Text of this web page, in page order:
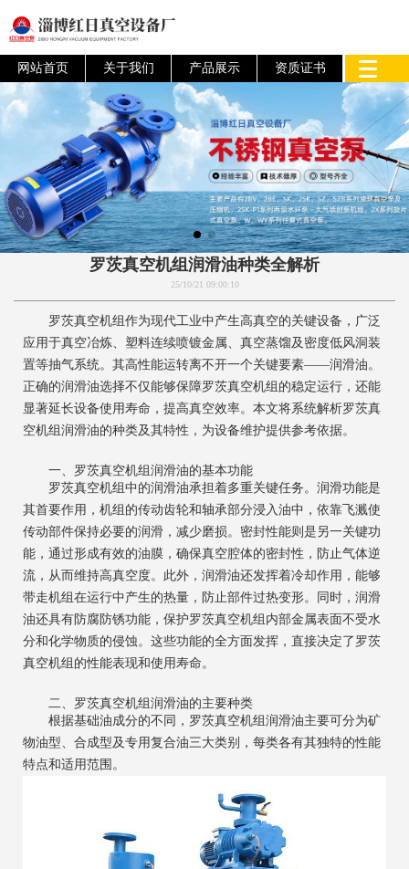
网站首页 关于我们 产品展示 资质证书
罗茨真空机组润滑油种类全解析
25/10/21 09:00:10
罗茨真空机组作为现代工业中产生高真空的关键设备，广泛
应用于真空冶炼、塑料连续喷镀金属、真空蒸馏及密度低风洞装
置等抽气系统。其高性能运转离不开一个关键要素——润滑油。
正确的润滑油选择不仅能够保障罗茨真空机组的稳定运行，还能
显著延长设备使用寿命，提高真空效率。本文将系统解析罗茨真
空机组润滑油的种类及其特性，为设备维护提供参考依据。
一、罗茨真空机组润滑油的基本功能
罗茨真空机组中的润滑油承担着多重关键任务。润滑功能是
其首要作用，机组的传动齿轮和轴承部分浸入油中，依靠飞溅使
传动部件保持必要的润滑，减少磨损。密封性能则是另一关键功
能，通过形成有效的油膜，确保真空腔体的密封性，防止气体逆
流，从而维持高真空度。此外，润滑油还发挥着冷却作用，能够
带走机组在运行中产生的热量，防止部件过热变形。同时，润滑
油还具有防腐防锈功能，保护罗茨真空机组内部金属表面不受水
分和化学物质的侵蚀。这些功能的全方面发挥，直接决定了罗茨
真空机组的性能表现和使用寿命。
二、罗茨真空机组润滑油的主要种类
根据基础油成分的不同，罗茨真空机组润滑油主要可分为矿
物油型、合成型及专用复合油三大类别，每类各有其独特的性能
特点和适用范围。